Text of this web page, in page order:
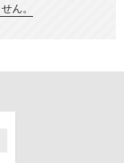
ん。